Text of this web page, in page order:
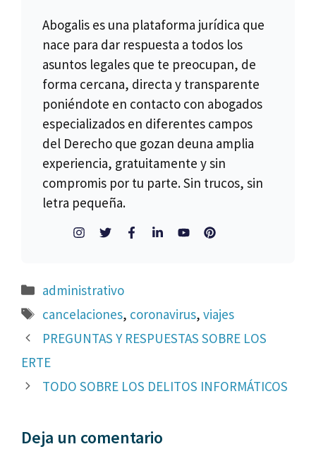
Abogalis es una plataforma jurídica que
nace para dar respuesta a todos los
asuntos legales que te preocupan, de
forma cercana, directa y transparente
poniéndote en contacto con abogados
especializados en diferentes campos
del Derecho que gozan deuna amplia
experiencia, gratuitamente y sin
compromis por tu parte. Sin trucos, sin
letra pequeña.
Categorías
administrativo
Etiquetas
cancelaciones, coronavirus,viajes
PREGUNTAS Y RESPUESTAS SOBRE LOS
ERTE
TODO SOBRE LOS DELITOS INFORMÁTICOS
Deja un comentario